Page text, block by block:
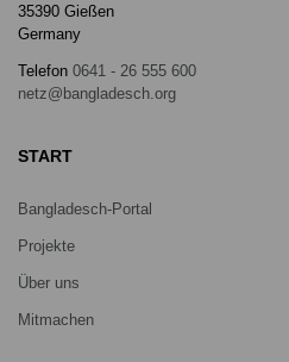
35390 Gießen
Germany
Telefon 0641 - 26 555 600
netz@bangladesch.org
START
Bangladesch-Portal
Projekte
Über uns
Mitmachen